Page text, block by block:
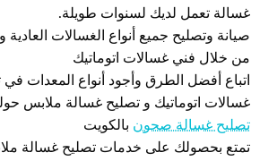
غسالة تعمل لديك لسنوات طويلة.
صيانة وتصليح جميع أنواع الغسالات العادية
من خلال فني غسالات اتوماتيك
اتباع أفضل الطرق وأجود أنواع المعدات في
غسالات اتوماتيك و تصليح غسالة ملابس
تصليح غسالة صحون بالكويت
تمتع بحصولك على خدمات تصليح غسالة